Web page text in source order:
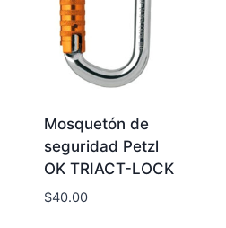
Mosquetón de
seguridad Petzl
OK TRIACT-LOCK
$40.00